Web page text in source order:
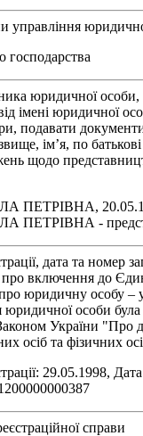
управління
господарства
юридичної особи,
імені юридичної
подавати
ім’я, по
щодо
-
дата та номер
про включення до
юридичну особу –
юридичної особи
України "Про
осіб та фізичних
29.05.1998,
справи